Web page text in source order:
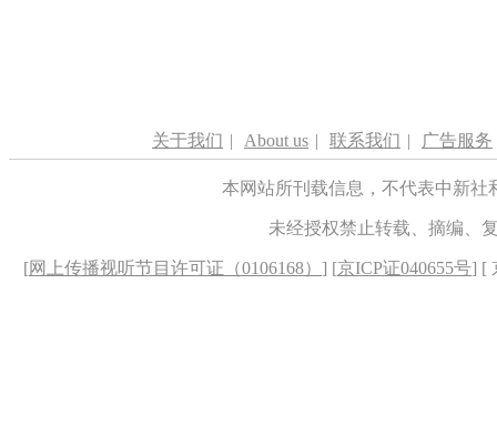
关于我们 | About us | 联系我们 | 广告服务
本网站所刊载信息，不代表中新
未经授权禁止转载、摘编、
[网上传播视听节目许可证（0106168） ] [京ICP证040655号] [